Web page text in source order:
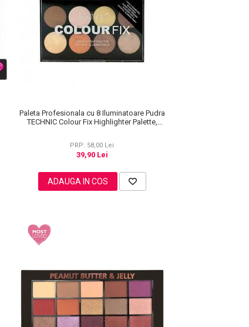
Paleta Profesionala cu 8 Iluminatoare Pudra
TECHNIC Colour Fix Highlighter Palette,
PRP: 58,00 Lei
39,90 Lei
ADAUGA IN COS